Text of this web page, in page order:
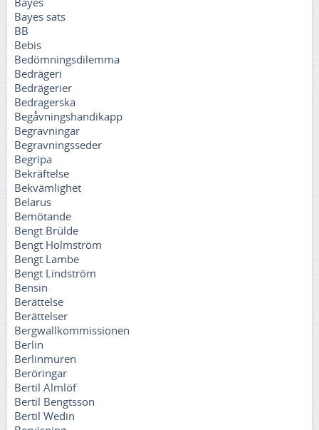
Bayes sats
BB
Bebis
Bedömningsdilemma
Bedrägeri
Bedrägerier
Bedragerska
Begåvningshandikapp
Begravningar
Begravningsseder
Begripa
Bekräftelse
Bekvämlighet
Belarus
Bemötande
Bengt Brülde
Bengt Holmström
Bengt Lambe
Bengt Lindström
Bensin
Berättelse
Berättelser
Bergwallkommissionen
Berlin
Berlinmuren
Beröringar
Bertil Almlöf
Bertil Bengtsson
Bertil Wedin